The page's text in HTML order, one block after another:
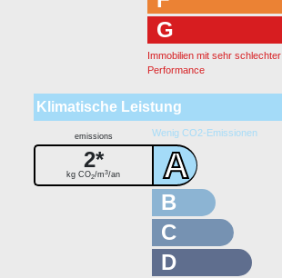
G
Immobilien mit sehr schlechter
Performance
Klimatische Leistung
Wenig CO2-Emissionen
A
emissions
2*
kg CO2/m3/an
B
C
D